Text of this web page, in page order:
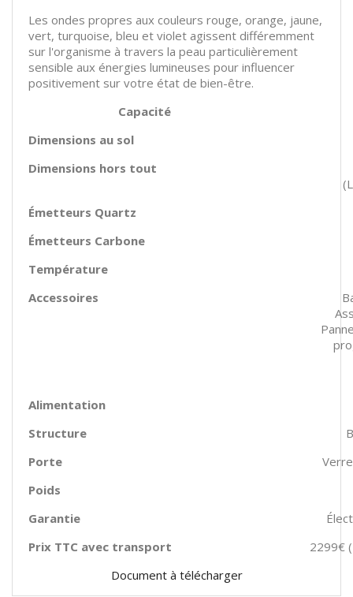
Les ondes propres aux couleurs rouge, orange, jaune,
vert, turquoise, bleu et violet agissent différemment
sur l'organisme à travers la peau particulièrement
sensible aux énergies lumineuses pour influencer
positivement sur votre état de bien-être.
Capacité
Dimensions au sol
Dimensions hors tout
Émetteurs Quartz
Émetteurs Carbone
Température
Accessoires
Alimentation
Structure
Porte
Poids
Garantie
Prix TTC avec transport
2299€
Document à télécharger